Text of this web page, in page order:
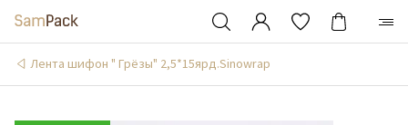
Лента шифон " Грёзы" 2,5*15ярд.Sinowrap